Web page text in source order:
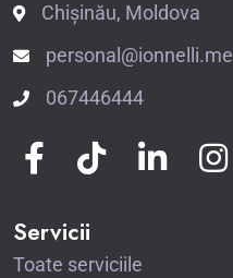
Chișinău, Moldova
personal@ionnelli.me
067446444
Servicii
Toate serviciile